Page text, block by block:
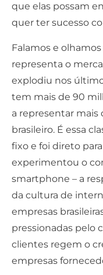
que elas possam
quer ter sucesso
Falamos e
representa o
explodiu nos
tem mais de 90
a representar mais
brasileiro. É essa
fixo e foi direto
experimentou o
smartphone – a
da cultura de
empresas
pressionadas pelo
clientes regem o
empresas